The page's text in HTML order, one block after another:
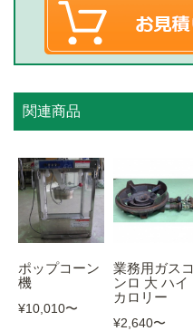
関連商品
ポップコーン
機
¥10,010〜
業務用ガスコ
ンロ 大 ハイ
カロリー
¥2,640〜